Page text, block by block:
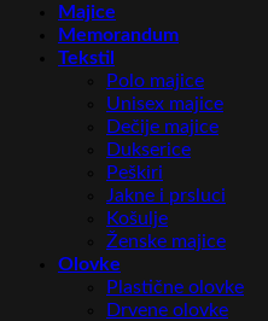
Majice
Memorandum
Tekstil
Polo majice
Unisex majice
Dečije majice
Dukserice
Peškiri
Jakne i prsluci
Košulje
Ženske majice
Olovke
Plastične olovke
Drvene olovke